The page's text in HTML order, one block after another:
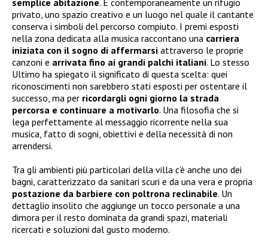
semplice abitazione. È contemporaneamente un rifugio
privato, uno spazio creativo e un luogo nel quale il cantante
conserva i simboli del percorso compiuto. I premi esposti
nella zona dedicata alla musica raccontano una carriera
iniziata con il sogno di affermarsi attraverso le proprie
canzoni e arrivata fino ai grandi palchi italiani. Lo stesso
Ultimo ha spiegato il significato di questa scelta: quei
riconoscimenti non sarebbero stati esposti per ostentare il
successo, ma per ricordargli ogni giorno la strada
percorsa e continuare a motivarlo. Una filosofia che si
lega perfettamente al messaggio ricorrente nella sua
musica, fatto di sogni, obiettivi e della necessità di non
arrendersi.
Tra gli ambienti più particolari della villa c’è anche uno dei
bagni, caratterizzato da sanitari scuri e da una vera e propria
postazione da barbiere con poltrona reclinabile. Un
dettaglio insolito che aggiunge un tocco personale a una
dimora per il resto dominata da grandi spazi, materiali
ricercati e soluzioni dal gusto moderno.